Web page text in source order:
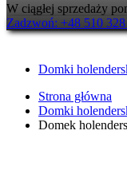
W ciągłej sprzedaży
Zadzwoń: +48 510
Domki
Strona główna
Domki
Domek